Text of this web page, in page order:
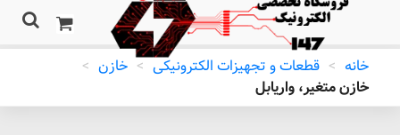
خانه > قطعات و تجهیزات الکترونیکی > خازن >
خازن متغیر، واریابل